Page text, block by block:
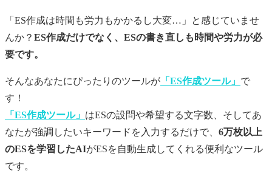
「ES作成は時間も労力もかかるし大変…」と感じていませ
んか？ ES作成だけでなく、ESの書き直しも時間や労力が必
要です。
そんなあなたにぴったりのツールが 「ES作成ツール」 で
す！
「ES作成ツール」 はESの設問や希望する文字数、そしてあ
なたが強調したいキーワードを入力するだけで、 6万枚以上
のESを学習したAIがESを自動生成してくれる便利なツール
です。